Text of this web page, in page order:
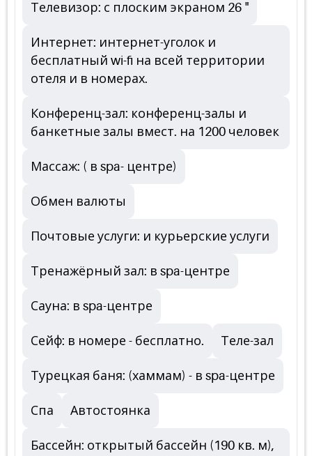
Телевизор: с плоским экраном 26 "
Интернет: интернет-уголок и
бесплатный wi-fi на всей территории
отеля и в номерах.
Конференц-зал: конференц-залы и
банкетные залы вмест. на 1200 человек
Массаж: ( в spa- центре)
Обмен валюты
Почтовые услуги: и курьерские услуги
Тренажёрный зал: в spa-центре
Сауна: в spa-центре
Сейф: в номере - бесплатно. Теле-зал
Турецкая баня: (хаммам) - в spa-центре
Спа Автостоянка
Бассейн: открытый бассейн (190 кв. м),